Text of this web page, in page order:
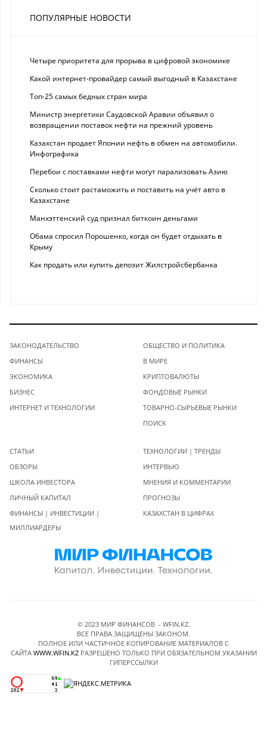
ПОПУЛЯРНЫЕ НОВОСТИ
Четыре приоритета для прорыва в цифровой экономике
Какой интернет-провайдер самый выгодный в Казахстане
Топ-25 самых бедных стран мира
Министр энергетики Саудовской Аравии объявил о
возвращении поставок нефти на прежний уровень
Казахстан продает Японии нефть в обмен на автомобили.
Инфографика
Перебои с поставками нефти могут парализовать Азию
Сколько стоит растаможить и поставить на учёт авто в
Казахстане
Манхэттенский суд признал биткоин деньгами
Обама спросил Порошенко, когда он будет отдыхать в
Крыму
Как продать или купить депозит Жилстройсбербанка
ЗАКОНОДАТЕЛЬСТВО
ФИНАНСЫ
ЭКОНОМИКА
БИЗНЕС
ИНТЕРНЕТ И ТЕХНОЛОГИИ
ОБЩЕСТВО И ПОЛИТИКА
В МИРЕ
КРИПТОВАЛЮТЫ
ФОНДОВЫЕ РЫНКИ
ТОВАРНО-СЫРЬЕВЫЕ РЫНКИ
ПОИСК
СТАТЬИ
ОБЗОРЫ
ШКОЛА ИНВЕСТОРА
ЛИЧНЫЙ КАПИТАЛ
ФИНАНСЫ | ИНВЕСТИЦИИ |
МИЛЛИАРДЕРЫ
ТЕХНОЛОГИИ | ТРЕНДЫ
ИНТЕРВЬЮ
МНЕНИЯ И КОММЕНТАРИИ
ПРОГНОЗЫ
КАЗАХСТАН В ЦИФРАХ
© 2023 МИР ФИНАНСОВ - WFIN.KZ.
ВСЕ ПРАВА ЗАЩИЩЕНЫ ЗАКОНОМ.
ПОЛНОЕ ИЛИ ЧАСТИЧНОЕ КОПИРОВАНИЕ МАТЕРИАЛОВ C
САЙТА WWW.WFIN.KZРАЗРЕШЕНО ТОЛЬКО ПРИ ОБЯЗАТЕЛЬНОМ УКАЗАНИИ
ГИПЕРССЫЛКИ